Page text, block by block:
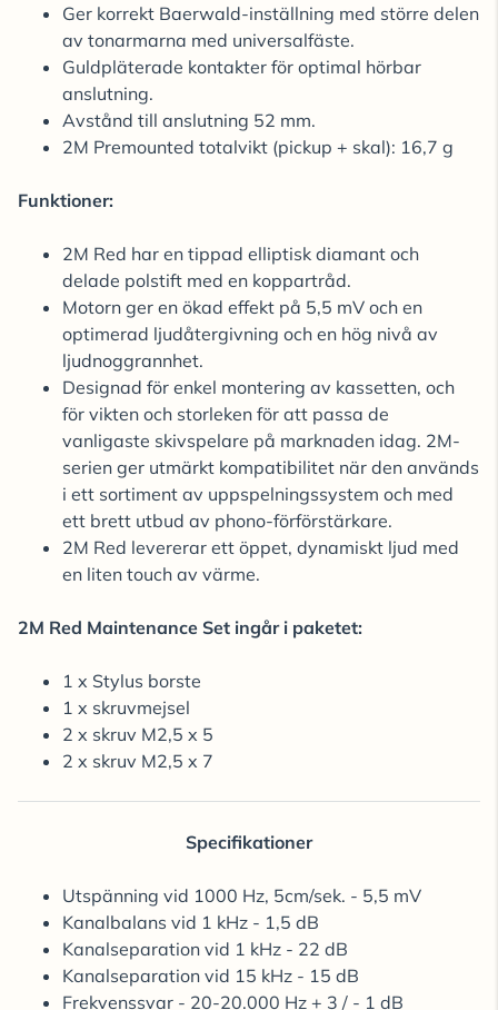
Ger korrekt Baerwald-inställning med större delen
av tonarmarna med universalfäste.
Guldpläterade kontakter för optimal hörbar
anslutning.
Avstånd till anslutning 52 mm.
2M Premounted totalvikt (pickup + skal): 16,7 g
Funktioner:
2M Red har en tippad elliptisk diamant och
delade polstift med en koppartråd.
Motorn ger en ökad effekt på 5,5 mV och en
optimerad ljudåtergivning och en hög nivå av
ljudnoggrannhet.
Designad för enkel montering av kassetten, och
för vikten och storleken för att passa de
vanligaste skivspelare på marknaden idag. 2M-
serien ger utmärkt kompatibilitet när den används
i ett sortiment av uppspelningssystem och med
ett brett utbud av phono-förförstärkare.
2M Red levererar ett öppet, dynamiskt ljud med
en liten touch av värme.
2M Red Maintenance Set ingår i paketet:
1 x Stylus borste
1 x skruvmejsel
2 x skruv M2,5 x 5
2 x skruv M2,5 x 7
Specifikationer
Utspänning vid 1000 Hz, 5cm/sek. - 5,5 mV
Kanalbalans vid 1 kHz - 1,5 dB
Kanalseparation vid 1 kHz - 22 dB
Kanalseparation vid 15 kHz - 15 dB
Frekvenssvar - 20-20.000 Hz + 3 / - 1 dB